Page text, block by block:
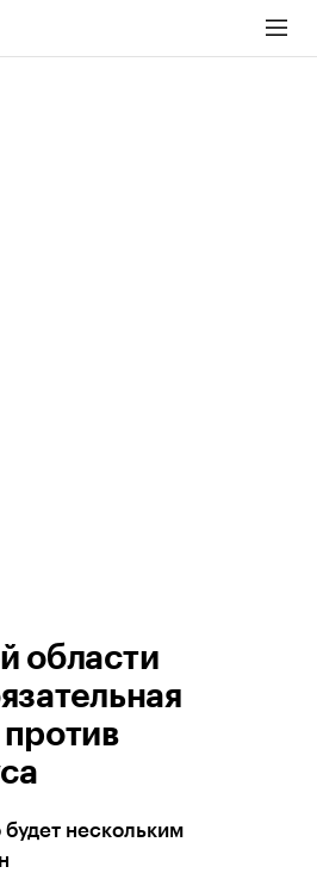
области
нескольким